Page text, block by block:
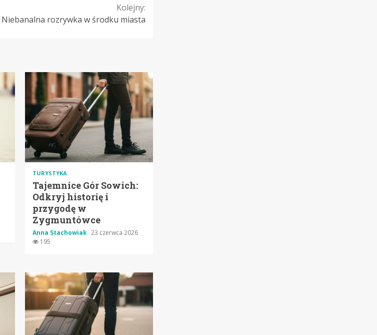
Kolejny:
Niebanalna rozrywka w środku miasta
TURYSTYKA
Tajemnice Gór Sowich:
Odkryj historię i
przygodę w
Zygmuntówce
Anna Stachowiak 23 czerwca 2026
195